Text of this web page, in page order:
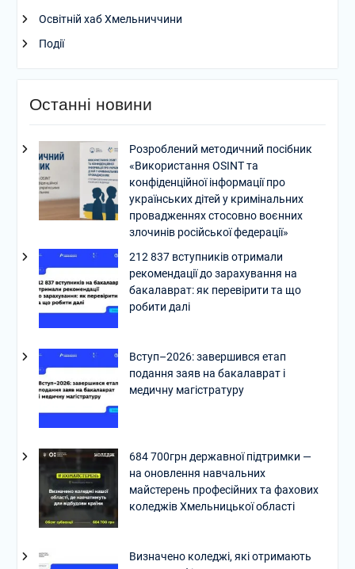
Освітній хаб Хмельниччини
Події
Останні новини
Розроблений методичний посібник
«Використання OSINT та
конфіденційної інформації про
українських дітей у кримінальних
провадженнях стосовно воєнних
злочинів російської федерації»
212 837 вступників отримали
рекомендації до зарахування на
бакалаврат: як перевірити та що
робити далі
Вступ–2026: завершився етап
подання заяв на бакалаврат і
медичну магістратуру
684 700грн державної підтримки —
на оновлення навчальних
майстерень професійних та фахових
коледжів Хмельницької області
Визначено коледжі, які отримають